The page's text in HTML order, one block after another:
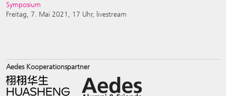
Symposium
Freitag, 7. Mai 2021, 17 Uhr, livestream
Aedes Kooperationspartner